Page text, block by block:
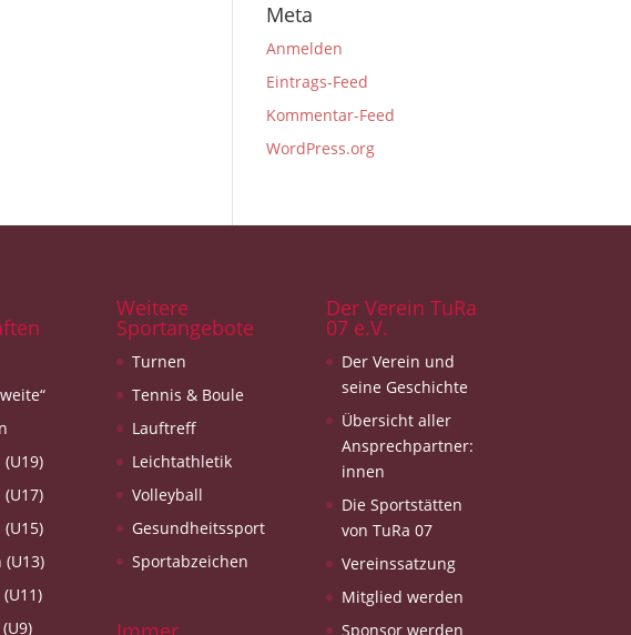
Meta
Anmelden
Eintrags-Feed
Kommentar-Feed
WordPress.org
(U13)
Weitere
Sportangebote
Turnen
Tennis & Boule
Lauftreff
Leichtathletik
Volleyball
Gesundheitssport
Sportabzeichen
Der Verein TuRa
07 e.V.
Der Verein und
seine Geschichte
Übersicht aller
Ansprechpartner:
innen
Die Sportstätten
von TuRa 07
Vereinssatzung
Mitglied werden
Sponsor werden